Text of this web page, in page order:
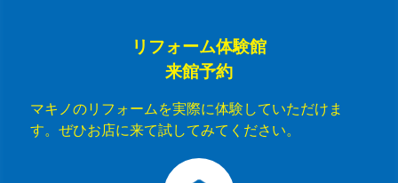
リフォーム体験館
来館予約
マキノのリフォームを実際に体験していただけま
す。ぜひお店に来て試してみてください。